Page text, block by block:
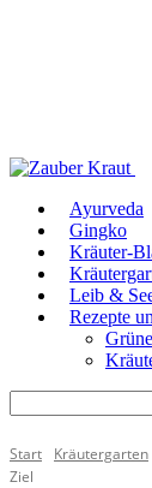
Ayurveda
Gingko
Kräuter-
Leib &
Rezepte
Start Kräutergarten
Ziel